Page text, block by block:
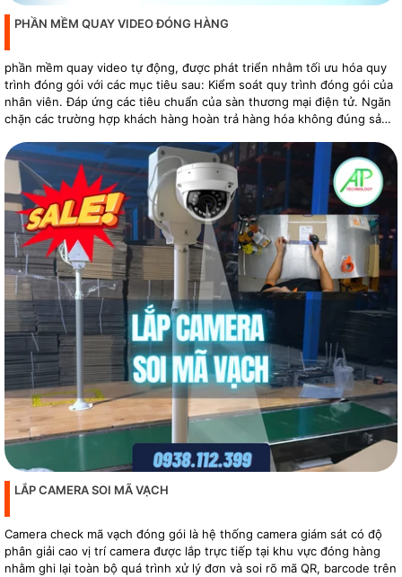
PHẦN MỀM QUAY VIDEO ĐÓNG HÀNG
phần mềm quay video tự động, được phát triển nhằm tối ưu hóa quy
trình đóng gói với các mục tiêu sau: Kiểm soát quy trình đóng gói của
nhân viên. Đáp ứng các tiêu chuẩn của sàn thương mại điện tử. Ngăn
chặn các trường hợp khách hàng hoàn trả hàng hóa không đúng sản
LẮP CAMERA SOI MÃ VẠCH
Camera check mã vạch đóng gói là hệ thống camera giám sát có độ
phân giải cao vị trí camera được lắp trực tiếp tại khu vực đóng hàng
nhằm ghi lại toàn bộ quá trình xử lý đơn và soi rõ mã QR, barcode trên